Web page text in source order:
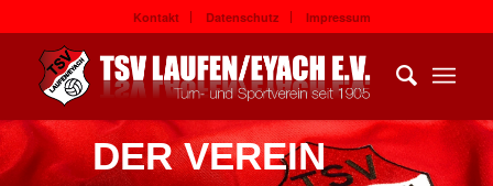
Kontakt Datenschutz Impressum
DER VEREIN